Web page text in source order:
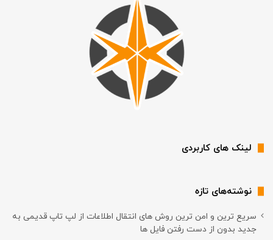
لینک های کاربردی
نوشته‌های تازه
سریع ترین و امن ترین روش های انتقال اطلاعات از لپ تاپ قدیمی به
جدید بدون از دست رفتن فایل ها